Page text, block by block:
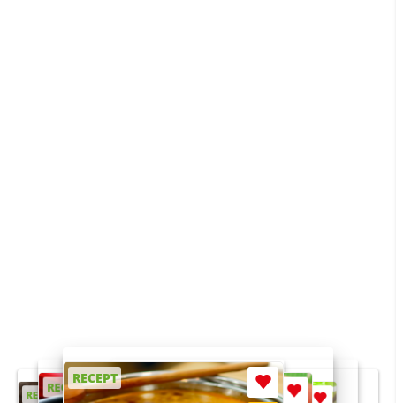
RECEPT
RECEPT
RECEPT
RECEPT
RECEPT